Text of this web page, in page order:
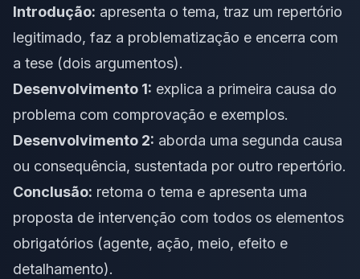
Introdução: apresenta o tema, traz um repertório
legitimado, faz a problematização e encerra com
a tese (dois argumentos).
Desenvolvimento 1: explica a primeira causa do
problema com comprovação e exemplos.
Desenvolvimento 2: aborda uma segunda causa
ou consequência, sustentada por outro repertório.
Conclusão: retoma o tema e apresenta uma
proposta de intervenção com todos os elementos
obrigatórios (agente, ação, meio, efeito e
detalhamento).